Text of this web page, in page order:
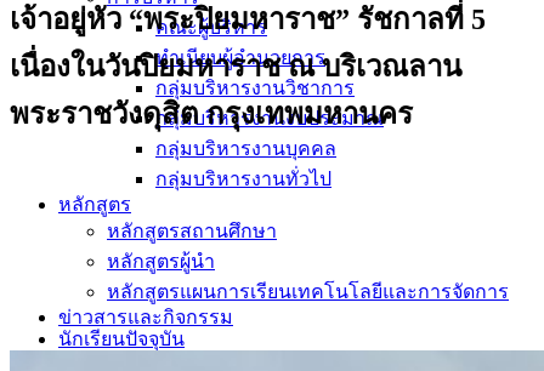
คณะผู้บริหาร
ทำเนียบผู้อำนวยการ
กลุ่มบริหารงานวิชาการ
กลุ่มบริหารงานงบประมาณ
กลุ่มบริหารงานบุคคล
กลุ่มบริหารงานทั่วไป
หลักสูตร
หลักสูตรสถานศึกษา
หลักสูตรผู้นำ
หลักสูตรแผนการเรียนเทคโนโลยีและการจัดการ
ข่าวสารและกิจกรรม
นักเรียนปัจจุบัน
เจ้าอยู่หัว “พระปิยมหาราช” รัชกาลที่ 5
เนื่องในวันปิยมหาราช ณ บริเวณลาน
พระราชวังดุสิต กรุงเทพมหานคร